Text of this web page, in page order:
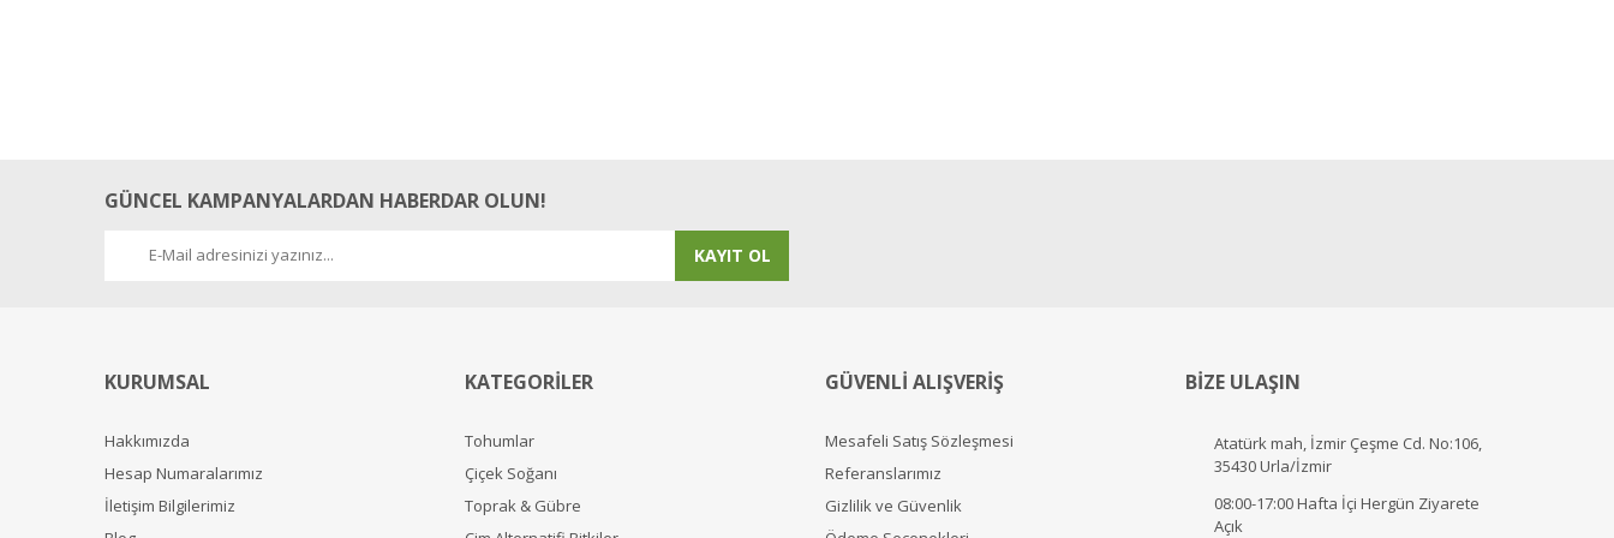
GÜNCEL KAMPANYALARDAN HABERDAR OLUN!
KAYIT OL
KURUMSAL
Hakkımızda
Hesap Numaralarımız
İletişim Bilgilerimiz
KATEGORİLER
Tohumlar
Çiçek Soğanı
Toprak & Gübre
GÜVENLİ ALIŞVERİŞ
Mesafeli Satış Sözleşmesi
Referanslarımız
Gizlilik ve Güvenlik
BİZE ULAŞIN
Atatürk mah, İzmir Çeşme Cd. No:106,
35430 Urla/İzmir
08:00-17:00 Hafta İçi Hergün Ziyarete
Açık